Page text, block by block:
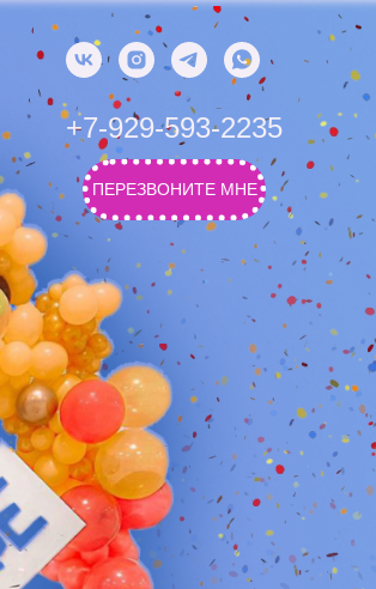
+7-929-593-2235
ПЕРЕЗВОНИТЕ МНЕ